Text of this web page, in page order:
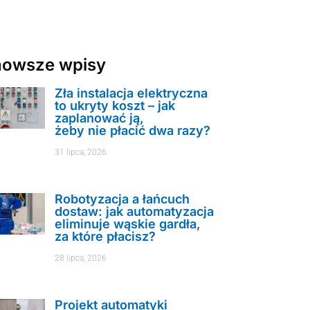
wpisy
Zła instalacja elektryczna
to ukryty koszt – jak
zaplanować ją,
żeby nie płacić dwa razy?
31 lipca, 2026
Robotyzacja a łańcuch
dostaw: jak automatyzacja
eliminuje wąskie gardła,
za które płacisz?
28 lipca, 2026
Projekt automatyki